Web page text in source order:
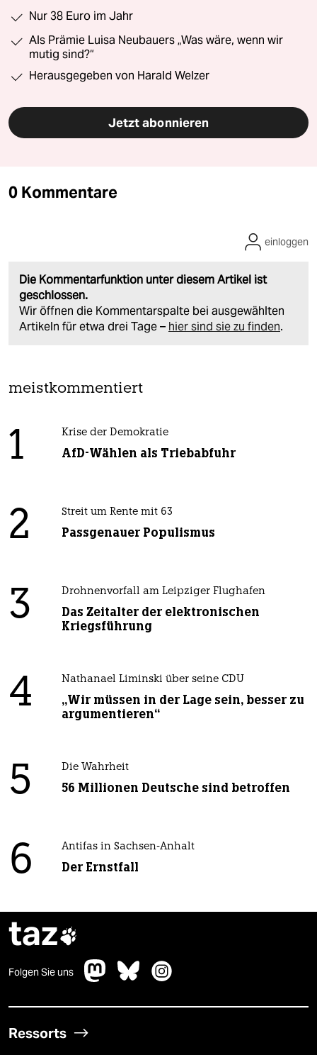
Nur 38 Euro im Jahr
Als Prämie Luisa Neubauers „Was wäre, wenn wir
mutig sind?“
Herausgegeben von Harald Welzer
Jetzt abonnieren
0 Kommentare
Die Kommentarfunktion unter diesem Artikel ist
geschlossen.
Wir öffnen die Kommentarspalte bei ausgewählten
Artikeln für etwa drei Tage – hier sind sie zu finden.
einloggen
meistkommentiert
1 Krise der Demokratie
AfD-Wählen als Triebabfuhr
2 Streit um Rente mit 63
Passgenauer Populismus
3 Drohnenvorfall am Leipziger Flughafen
Das Zeitalter der elektronischen
Kriegsführung
4 Nathanael Liminski über seine CDU
„Wir müssen in der Lage sein, besser zu
argumentieren“
5 Die Wahrheit
56 Millionen Deutsche sind betroffen
6 Antifas in Sachsen-Anhalt
Der Ernstfall
taz
Folgen Sie uns
Ressorts